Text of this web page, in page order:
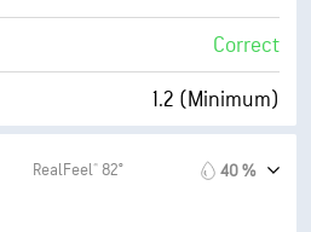
56 %
10 mi
Correct
1.2 (Minimum)
RealFeel® 82° 40 %